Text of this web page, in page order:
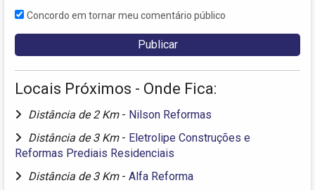
Concordo em tornar meu comentário público
Locais Próximos - Onde Fica:
Distância de 2 Km - Nilson Reformas
Distância de 3 Km - Eletrolipe Construções e
Reformas Prediais Residenciais
Distância de 3 Km - Alfa Reforma